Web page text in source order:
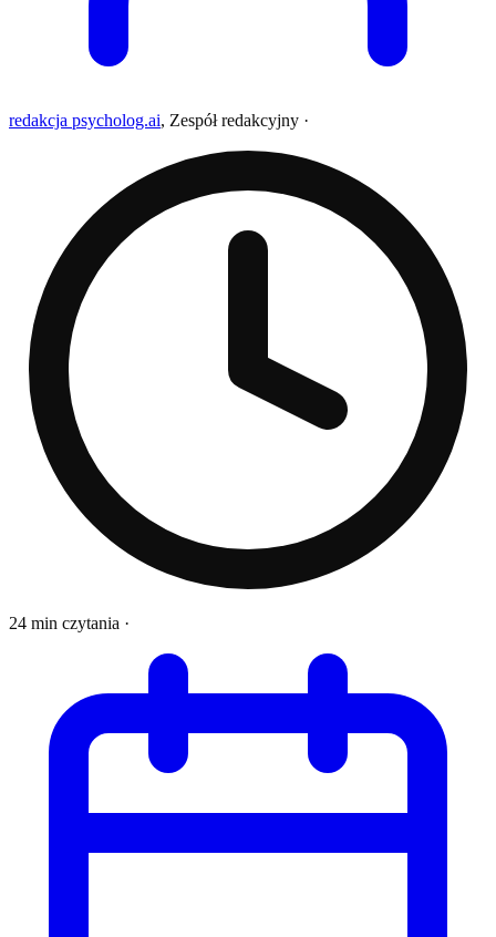
redakcja psycholog.ai, Zespół redakcyjny ·
24 min czytania ·